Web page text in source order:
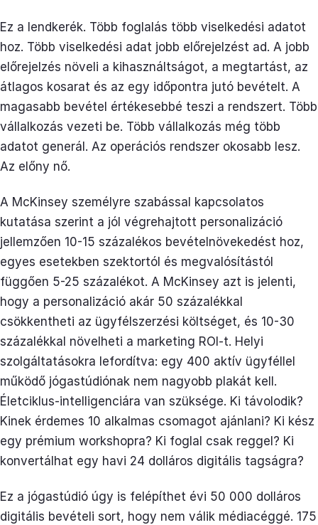
Ez a lendkerék. Több foglalás több viselkedési adatot
hoz. Több viselkedési adat jobb előrejelzést ad. A jobb
előrejelzés növeli a kihasználtságot, a megtartást, az
átlagos kosarat és az egy időpontra jutó bevételt. A
magasabb bevétel értékesebbé teszi a rendszert. Több
vállalkozás vezeti be. Több vállalkozás még több
adatot generál. Az operációs rendszer okosabb lesz.
Az előny nő.
A McKinsey személyre szabással kapcsolatos
kutatása szerint a jól végrehajtott personalizáció
jellemzően 10-15 százalékos bevételnövekedést hoz,
egyes esetekben szektortól és megvalósítástól
függően 5-25 százalékot. A McKinsey azt is jelenti,
hogy a personalizáció akár 50 százalékkal
csökkentheti az ügyfélszerzési költséget, és 10-30
százalékkal növelheti a marketing ROI-t. Helyi
szolgáltatásokra lefordítva: egy 400 aktív ügyféllel
működő jógastúdiónak nem nagyobb plakát kell.
Életciklus-intelligenciára van szüksége. Ki távolodik?
Kinek érdemes 10 alkalmas csomagot ajánlani? Ki kész
egy prémium workshopra? Ki foglal csak reggel? Ki
konvertálhat egy havi 24 dolláros digitális tagságra?
Ez a jógastúdió úgy is felépíthet évi 50 000 dolláros
digitális bevételi sort, hogy nem válik médiacéggé. 175